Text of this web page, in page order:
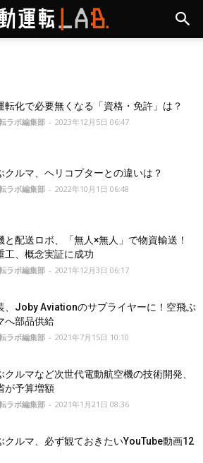
転化で必要無くなる「資格・免許」は？
ラボ編集部 - 2023年12月5日 06:47
クルマ、ヘリコプターとの違いは？
ラボ編集部 - 2022年10月1日 06:48
と配送ロボ、「無人×無人」で物資輸送！
工、概念実証に成功
ラボ編集部 - 2021年12月3日 06:17
、Joby Aviationのサプライヤーに！空飛ぶ
へ部品供給
ラボ編集部 - 2021年7月15日 10:10
クルマなど次世代電動航空機の技術開発、
が予算増額
ラボ編集部 - 2021年1月21日 08:36
クルマ、必ず観ておきたいYouTube動画12